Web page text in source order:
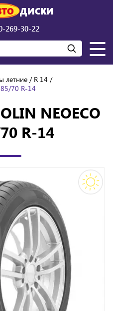
ДИСКИ
269-30-22
летние
R 14
70 R-14
NEOECO
R-14